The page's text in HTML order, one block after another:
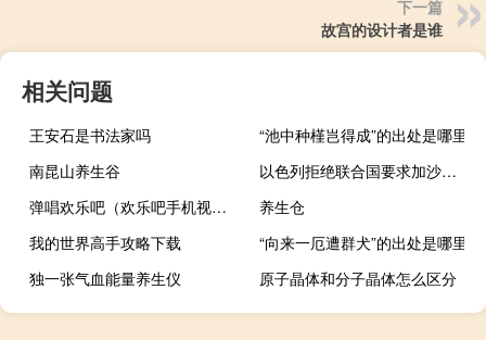
下一篇
故宫的设计者是谁
相关问题
王安石是书法家吗
“池中种槿岂得成”的出处是哪里
南昆山养生谷
以色列拒绝联合国要求加沙地带停火的决议中方表态
弹唱欢乐吧（欢乐吧手机视频聊天室简介）
养生仓
我的世界高手攻略下载
“向来一厄遭群犬”的出处是哪里
独一张气血能量养生仪
原子晶体和分子晶体怎么区分